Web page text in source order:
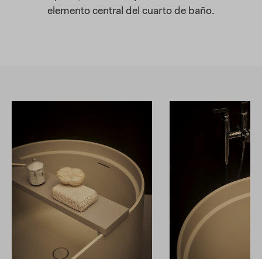
elemento central del cuarto de baño.